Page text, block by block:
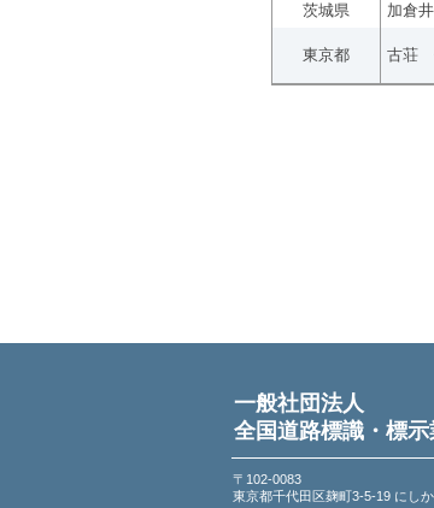
茨城県
加倉
東京都 古荘
一般社団法人
全国道路標識・標
〒102-0083
東京都千代田区麹町3-5-19 にし